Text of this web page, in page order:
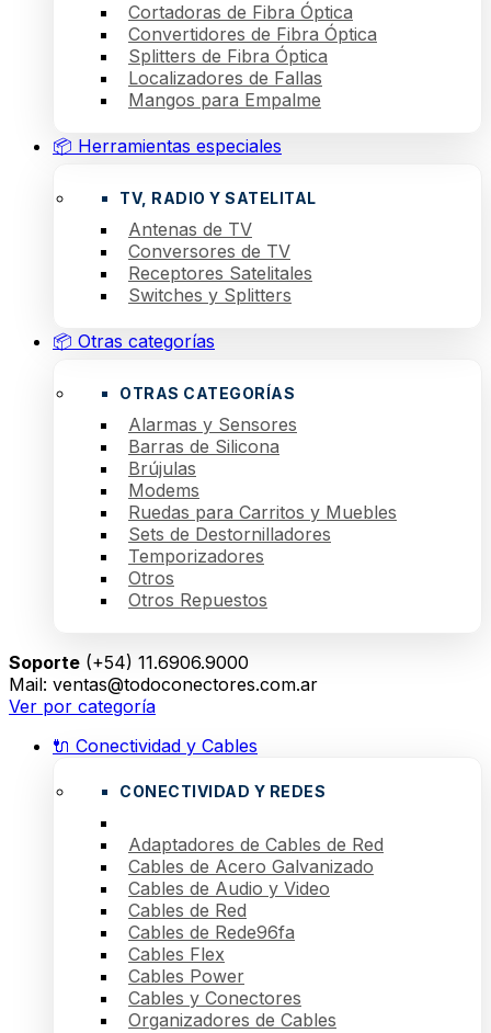
Cortadoras de Fibra Óptica
Convertidores de Fibra Óptica
Splitters de Fibra Óptica
Localizadores de Fallas
Mangos para Empalme
📦 Herramientas especiales
TV, RADIO Y SATELITAL
Antenas de TV
Conversores de TV
Receptores Satelitales
Switches y Splitters
📦 Otras categorías
OTRAS CATEGORÍAS
Alarmas y Sensores
Barras de Silicona
Brújulas
Modems
Ruedas para Carritos y Muebles
Sets de Destornilladores
Temporizadores
Otros
Otros Repuestos
Soporte (+54) 11.6906.9000
Mail: ventas@todoconectores.com.ar
Ver por categoría
🔌 Conectividad y Cables
CONECTIVIDAD Y REDES
Adaptadores de Cables de Red
Cables de Acero Galvanizado
Cables de Audio y Video
Cables de Red
Cables de Rede96fa
Cables Flex
Cables Power
Cables y Conectores
Organizadores de Cables